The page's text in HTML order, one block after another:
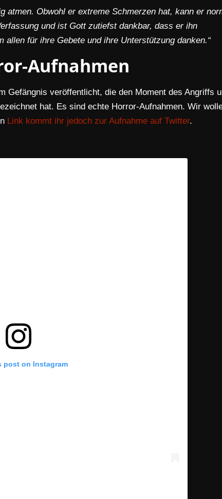
atmen. Obwohl er extreme Schmerzen hat, kann er
und ist Gott zutiefst dankbar, dass er ihn
allen für ihre Gebete und ihre Unterstützung danken.“
Aufnahmen
Gefängnis veröffentlicht, die den Moment des Angriffs
hat. Es sind echte Horror-Aufnahmen. Wir
Link kommt ihr jedoch zur Aufnahme auf Twitter.
post on Instagram